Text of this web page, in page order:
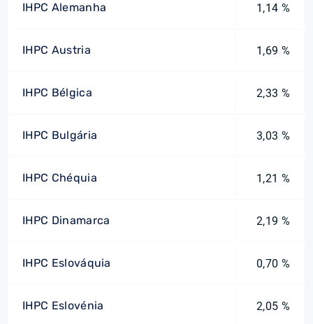
IHPC Alemanha 1,14 %
IHPC Austria 1,69 %
IHPC Bélgica 2,33 %
IHPC Bulgária 3,03 %
IHPC Chéquia 1,21 %
IHPC Dinamarca 2,19 %
IHPC Eslováquia 0,70 %
IHPC Eslovénia 2,05 %